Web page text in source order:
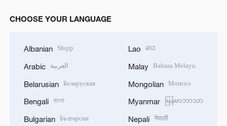
CHOOSE YOUR LANGUAGE
Albanian Shqip
Arabic العربية
Belarusian Беларуская
Bengali বাংলা
Bulgarian Български
Lao ລາວ
Malay Bahasa Melayu
Mongolian Монгол
Myanmar မြန်မာဘာသာ
Nepali नेपाली